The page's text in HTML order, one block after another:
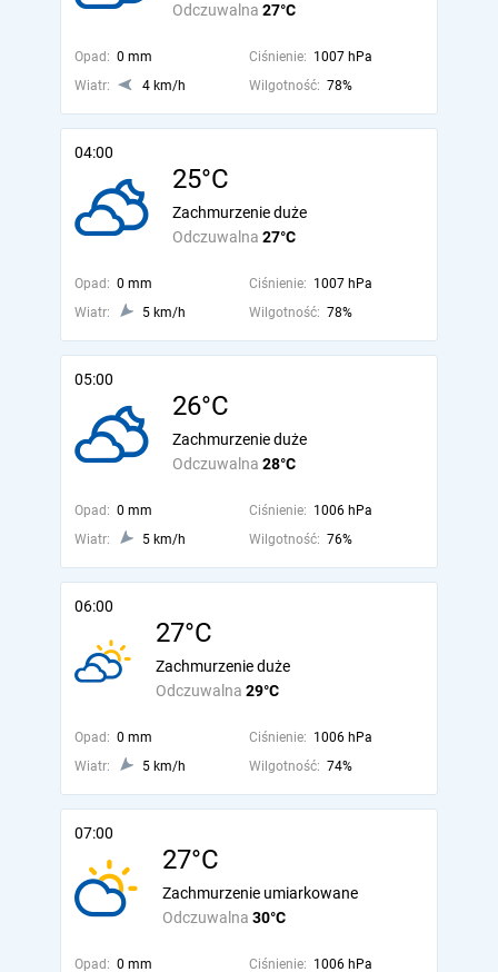
Odczuwalna 27°C
Opad: 0 mm Ciśnienie: 1007 hPa
Wiatr:
4 km/h Wilgotność: 78%
04:00
25°C
Odczuwalna 27°C
Zachmurzenie duże
Opad: 0 mm Ciśnienie: 1007 hPa
Wiatr:
5 km/h Wilgotność: 78%
05:00
26°C
Odczuwalna 28°C
Zachmurzenie duże
Opad: 0 mm Ciśnienie: 1006 hPa
Wiatr:
5 km/h Wilgotność: 76%
06:00
27°C
Odczuwalna 29°C
Zachmurzenie duże
Opad: 0 mm Ciśnienie: 1006 hPa
Wiatr:
5 km/h Wilgotność: 74%
07:00
27°C
Odczuwalna 30°C
Zachmurzenie umiarkowane
Opad: 0 mm Ciśnienie: 1006 hPa